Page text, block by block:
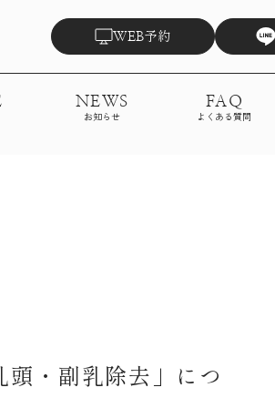
WEB予約
NEWS
お知らせ
FAQ
よくある質問
・副乳除去」につ